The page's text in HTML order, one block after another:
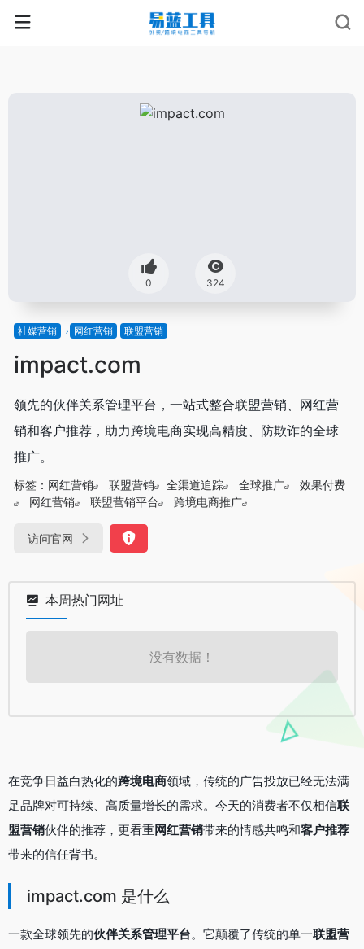
0 324
社媒营销 网红营销 联盟营销
impact.com
领先的伙伴关系管理平台，一站式整合联盟营销、网红营
销和客户推荐，助力跨境电商实现高精度、防欺诈的全球
推广。
标签： 网红营销 联盟营销 全渠道追踪 全球推广
效果付费
网红营销
联盟营销平台 跨境电商推广
访问官网
本周热门网址
没有数据！
在竞争日益白热化的跨境电商领域，传统的广告投放已经无法满
足品牌对可持续、高质量增长的需求。今天的消费者不仅相信联
盟营销伙伴的推荐，更看重网红营销带来的情感共鸣和客户推荐
带来的信任背书。
impact.com 是什么
一款全球领先的伙伴关系管理平台。它颠覆了传统的单一联盟营